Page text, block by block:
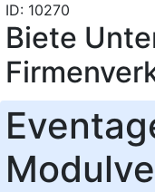
ID: 10270
Biete